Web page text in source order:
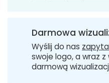
Darmowa
Wyślij do nas
swoje logo, a wraz
darmową